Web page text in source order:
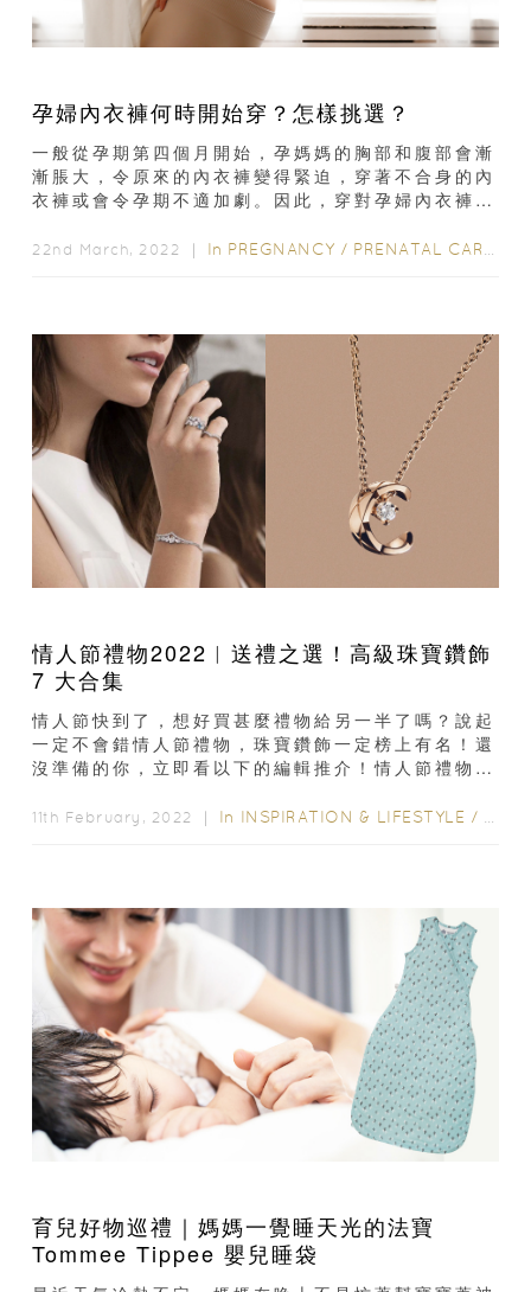
孕婦內衣褲何時開始穿？怎樣挑選？
一般從孕期第四個月開始，孕媽媽的胸部和腹部會漸
漸脹大，令原來的內衣褲變得緊迫，穿著不合身的內
衣褲或會令孕期不適加劇。因此，穿對孕婦內衣褲是
薦...
22nd March, 2022 ｜ In PREGNANCY / PRENATAL CARE
情人節禮物2022︳送禮之選！高級珠寶鑽飾
7 大合集
情人節快到了，想好買甚麼禮物給另一半了嗎？說起
一定不會錯情人節禮物，珠寶鑽飾一定榜上有名！還
沒準備的你，立即看以下的編輯推介！情人節禮物
11th February, 2022 ｜ In INSPIRATION & LIFESTYLE /
育兒好物巡禮｜媽媽一覺睡天光的法寶
Tommee Tippee 嬰兒睡袋